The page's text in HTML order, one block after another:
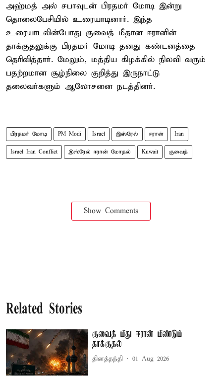
அஹ்மத் அல் சபாவுடன் பிரதமர் மோடி இன்று
தொலைபேசியில் உரையாடினார். இந்த
உரையாடலின்போது குவைத் மீதான ஈரானின்
தாக்குதலுக்கு பிரதமர் மோடி தனது கண்டனத்தை
தெரிவித்தார். மேலும், மத்திய கிழக்கில் நிலவி வரும்
பதற்றமான சூழ்நிலை குறித்து இருநாட்டு
தலைவர்களும் ஆலோசனை நடத்தினர்.
பிரதமர் மோடி PM Modi Israel இஸ்ரேல் ஈரான் Iran
Israel Iran Conflict இஸ்ரேல் ஈரான் மோதல் Kuwait குவைத்
Show Comments
Related Stories
குவைத் மீது ஈரான் மீண்டும்
தாக்குதல்
தினத்தந்தி 01 Aug 2026